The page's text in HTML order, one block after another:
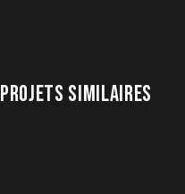
PROJETS SIMILAIRES